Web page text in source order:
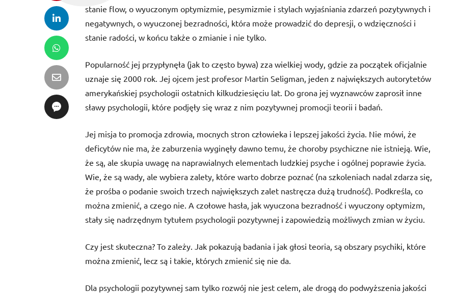
stanie flow, o wyuczonym optymizmie, pesymizmie i stylach wyjaśniania zdarzeń pozytywnych i
negatywnych, o wyuczonej bezradności, która może prowadzić do depresji, o wdzięczności i
stanie radości, w końcu także o zmianie i nie tylko.
Popularność jej przypłynęła (jak to często bywa) zza wielkiej wody, gdzie za początek oficjalnie
uznaje się 2000 rok. Jej ojcem jest profesor Martin Seligman, jeden z największych autorytetów
amerykańskiej psychologii ostatnich kilkudziesięciu lat. Do grona jej wyznawców zaprosił inne
sławy psychologii, które podjęły się wraz z nim pozytywnej promocji teorii i badań.
Jej misja to promocja zdrowia, mocnych stron człowieka i lepszej jakości życia. Nie mówi, że
deficytów nie ma, że zaburzenia wyginęły dawno temu, że choroby psychiczne nie istnieją. Wie,
że są, ale skupia uwagę na naprawialnych elementach ludzkiej psyche i ogólnej poprawie życia.
Wie, że są wady, ale wybiera zalety, które warto dobrze poznać (na szkoleniach nadal zdarza się,
że prośba o podanie swoich trzech największych zalet nastręcza dużą trudność). Podkreśla, co
można zmienić, a czego nie. A czołowe hasła, jak wyuczona bezradność i wyuczony optymizm,
stały się nadrzędnym tytułem psychologii pozytywnej i zapowiedzią możliwych zmian w życiu.
Czy jest skuteczna? To zależy. Jak pokazują badania i jak głosi teoria, są obszary psychiki, które
można zmienić, lecz są i takie, których zmienić się nie da.
Dla psychologii pozytywnej sam tylko rozwój nie jest celem, ale drogą do podwyższenia jakości